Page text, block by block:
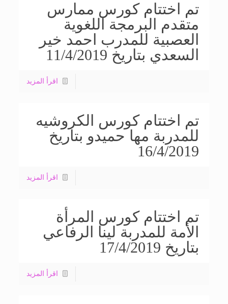
تم اختتام كورس ممارس
متقدم البرمجة اللغوية
العصبية للمدرب احمد خير
السعدي بتاريخ 11/4/2019
اقرأ المزيد
تم اختتام كورس الكروشيه
للمدربة مها حميدو بتاريخ
16/4/2019
اقرأ المزيد
تم اختتام كورس المرأة
الأمة للمدربة لينا الرفاعي
بتاريخ 17/4/2019
اقرأ المزيد